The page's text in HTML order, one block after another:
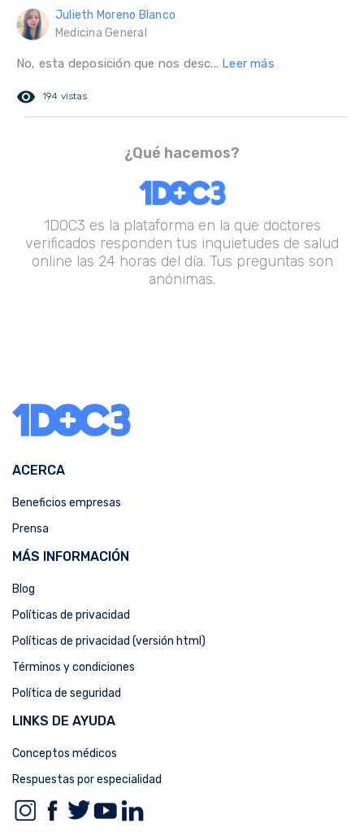
Julieth Moreno Blanco
Medicina General
No, esta deposición que nos desc... Leer más
remove_red_eye 194 vistas
¿Qué hacemos?
1DOC3 es la plataforma en la que doctores
verificados responden tus inquietudes de salud
online las 24 horas del día. Tus preguntas son
anónimas.
ACERCA
Beneficios empresas
Prensa
MÁS INFORMACIÓN
Blog
Políticas de privacidad
Políticas de privacidad (versión html)
Términos y condiciones
Política de seguridad
LINKS DE AYUDA
Conceptos médicos
Respuestas por especialidad